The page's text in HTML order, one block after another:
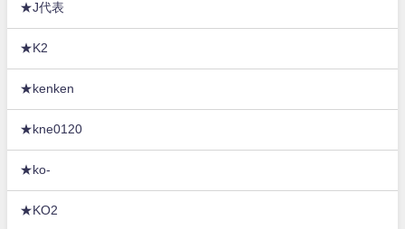
★J代表
★K2
★kenken
★kne0120
★ko-
★KO2